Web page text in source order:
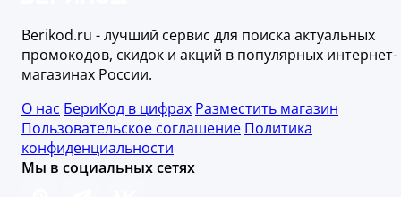
Berikod.ru - лучший сервис для поиска актуальных
промокодов, скидок и акций в популярных интернет-
магазинах России.
О нас БериКод в цифрах Разместить магазин
Пользовательское соглашение Политика
конфиденциальности
Мы в социальных сетях